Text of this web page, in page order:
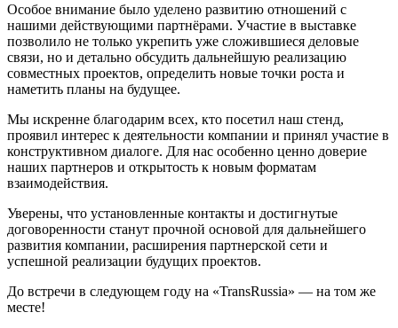
Особое внимание было уделено развитию отношений с
нашими действующими партнёрами. Участие в выставке
позволило не только укрепить уже сложившиеся деловые
связи, но и детально обсудить дальнейшую реализацию
совместных проектов, определить новые точки роста и
наметить планы на будущее.
Мы искренне благодарим всех, кто посетил наш стенд,
проявил интерес к деятельности компании и принял участие в
конструктивном диалоге. Для нас особенно ценно доверие
наших партнеров и открытость к новым форматам
взаимодействия.
Уверены, что установленные контакты и достигнутые
договоренности станут прочной основой для дальнейшего
развития компании, расширения партнерской сети и
успешной реализации будущих проектов.
До встречи в следующем году на «TransRussia» — на том же
месте!